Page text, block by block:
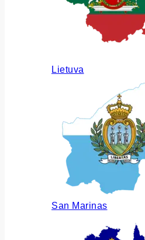
Lietuva
San Marinas